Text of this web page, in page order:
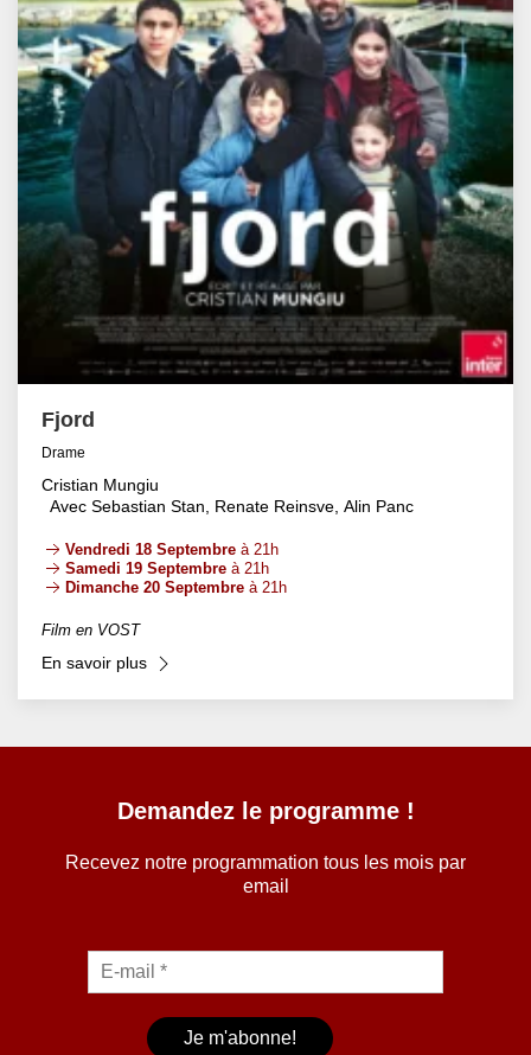
Fjord
Drame
Cristian Mungiu
Avec Sebastian Stan, Renate Reinsve, Alin Panc
Vendredi 18 Septembre à 21h
Samedi 19 Septembre à 21h
Dimanche 20 Septembre à 21h
Film en VOST
En savoir plus
Demandez le programme !
Recevez notre programmation tous les mois par
email